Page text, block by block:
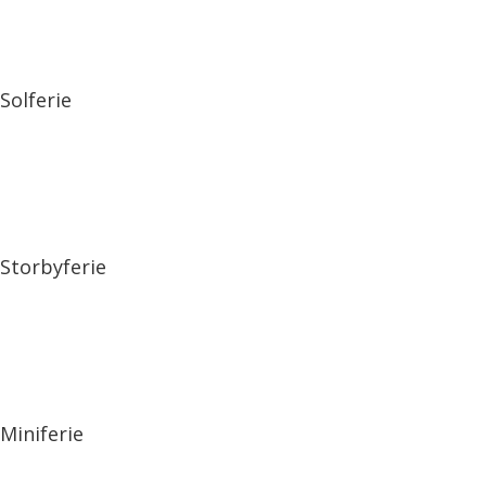
Solferie
Storbyferie
Miniferie